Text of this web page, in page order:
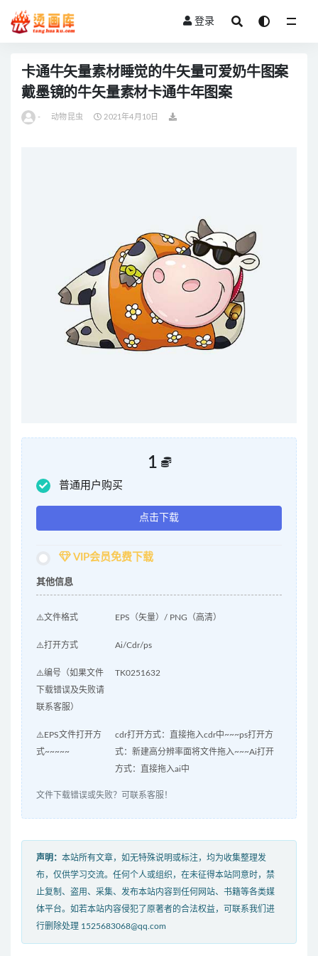
登录
卡通牛矢量素材睡觉的牛矢量可爱奶牛图案
戴墨镜的牛矢量素材卡通牛年图案
- 动物昆虫 2021年4月10日
1
普通用户购买
点击下载
VIP会员免费下载
其他信息
⚠️文件格式 EPS（矢量）/ PNG（高清）
⚠️打开方式 Ai/Cdr/ps
⚠️编号（如果文件
下载错误及失败请
联系客服）
TK0251632
⚠️EPS文件打开方
式~~~~~
cdr打开方式：直接拖入cdr中~~~ps打开方
式：新建高分辨率面将文件拖入~~~Ai打开
方式：直接拖入ai中
文件下载错误或失败？可联系客服！
声明： 本站所有文章，如无特殊说明或标注，均为收集整理发
布，仅供学习交流。任何个人或组织，在未征得本站同意时，禁
止复制、盗用、采集、发布本站内容到任何网站、书籍等各类媒
体平台。如若本站内容侵犯了原著者的合法权益，可联系我们进
行删除处理 1525683068@qq.com